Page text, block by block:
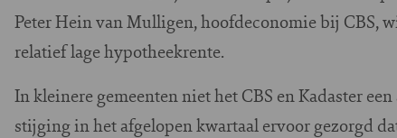
Peter Hein van Mulligen, hoofdeconomie bij CBS,
relatief lage hypotheekrente.
In kleinere gemeenten niet het CBS en Kadaster
stijging in het afgelopen kwartaal ervoor gezorgd